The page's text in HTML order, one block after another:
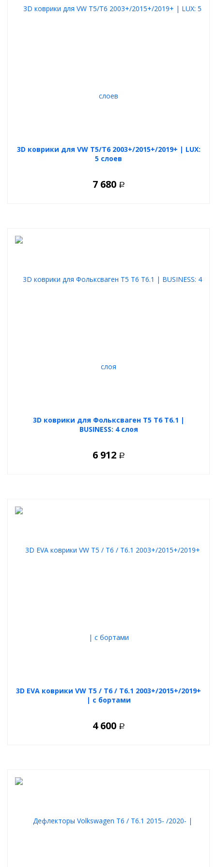
3D коврики для VW T5/T6 2003+/2015+/2019+ | LUX:
5 слоев
7 680 Р
3D коврики для Фольксваген Т5 Т6 Т6.1 |
BUSINESS: 4 слоя
6 912 Р
3D EVA коврики VW T5 / T6 / T6.1 2003+/2015+/2019+
| с бортами
4 600 Р